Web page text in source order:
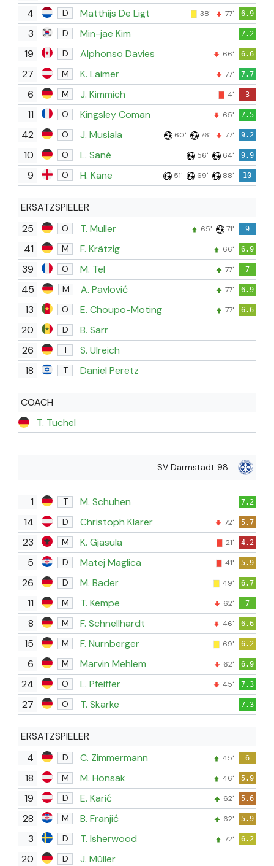
4 D Matthijs De Ligt 38' 77' 6.9
3 D Min-jae Kim 7.2
19 D Alphonso Davies 66' 6.6
27 M K. Laimer 77' 7.7
6 M J. Kimmich 4' 3
11 O Kingsley Coman 65' 7.5
42 O J. Musiala 60' 76' 77' 9.2
10 O L. Sané 56' 64' 9.9
9 O H. Kane 51' 69' 88' 10
ERSATZSPIELER
25
O T. Müller 65' 71' 9
41 M F. Krätzig 66' 6.9
39 O M. Tel 77' 7
45 M A. Pavlović 77' 6.9
13 O E. Choupo-Moting 77' 6.6
20 D
B. Sarr
26
T
S. Ulreich
18
T Daniel Peretz
COACH
T. Tuchel
SV Darmstadt 98
1 T M. Schuhen 7.2
14 D Christoph Klarer 72' 5.7
23 M K. Gjasula 21' 4.2
5 D Matej Maglica 41' 5.9
26 D M. Bader 49' 6.7
11 M T. Kempe 62' 7
8 M F. Schnellhardt 46' 6.6
15 M F. Nürnberger 69' 6.2
6 M Marvin Mehlem 62' 6.9
24 O L. Pfeiffer 45' 7.3
27 O T. Skarke 7.3
ERSATZSPIELER
4
D C. Zimmermann 45' 6
18 M M. Honsak 46' 5.9
19 D E. Karić 62' 5.6
28 M B. Franjić 62' 5.9
3 D T. Isherwood 72' 6.2
20 D
J. Müller